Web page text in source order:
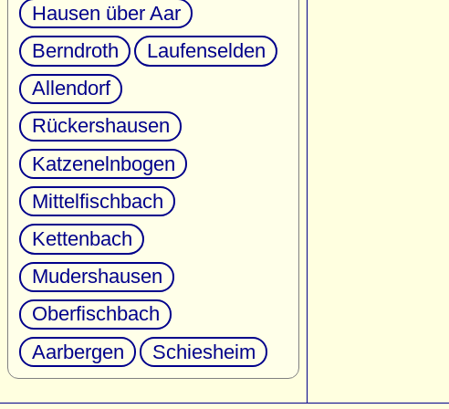
Hausen über Aar
Berndroth
Laufenselden
Allendorf
Rückershausen
Katzenelnbogen
Mittelfischbach
Kettenbach
Mudershausen
Oberfischbach
Aarbergen
Schiesheim